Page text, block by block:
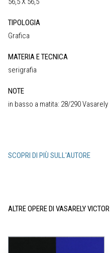
TIPOLOGIA
Grafica
MATERIA E TECNICA
serigrafia
NOTE
in basso a matita: 28/290 Vasarely
SCOPRI DI PIÙ SULL'AUTORE
ALTRE OPERE DI VASARELY VICTOR